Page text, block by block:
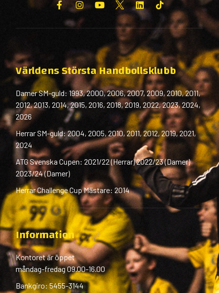
Världens Största Handbollsklubb
Damer SM-guld: 1993, 2000, 2006, 2007, 2009, 2010, 2011,
2012, 2013, 2014, 2015, 2016, 2018, 2019, 2022, 2023, 2024,
2026
Herrar SM-guld: 2004, 2005, 2010, 2011, 2012, 2019, 2021,
2024
ATG Svenska Cupen: 2021/22 (Herrar) 2022/23 (Damer)
2023/24 (Damer)
Herrar Challenge Cup Mästare: 2014
Information
Kontoret är öppet
måndag-fredag 09.00-16.00
Bankgiro: 5455-3144